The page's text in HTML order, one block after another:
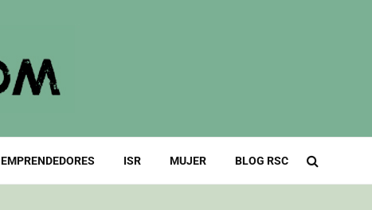
EMPRENDEDORES ISR MUJER BLOG RSC